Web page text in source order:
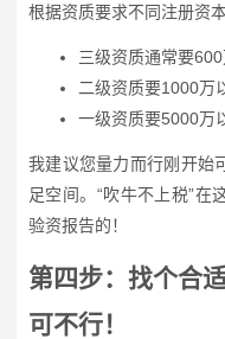
根据资质要求不同注册资
三级资质通常要
二级资质要1000万
一级资质要5000万
我建议您量力而行刚开始
足空间。“吹牛不上税”在
验资报告的！
第四步：找个合
可不行！